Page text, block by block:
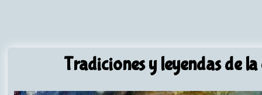
Tradiciones y leyendas de